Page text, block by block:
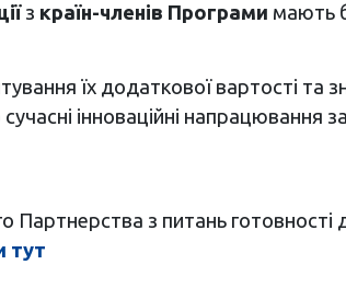
з країн-членів Програми мають
їх додаткової вартості
інноваційні напрацювання
Партнерства з питань
тут